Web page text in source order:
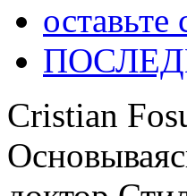
Cristian